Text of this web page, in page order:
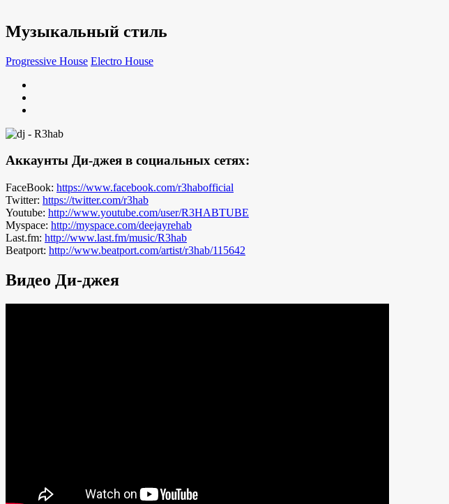
Музыкальный стиль
Progressive House Electro House
Аккаунты Ди-джея в социальных сетях:
FaceBook: https://www.facebook.com/r3habofficial
Twitter: https://twitter.com/r3hab
Youtube: http://www.youtube.com/user/R3HABTUBE
Myspace: http://myspace.com/deejayrehab
Last.fm: http://www.last.fm/music/R3hab
Beatport: http://www.beatport.com/artist/r3hab/115642
Видео Ди-джея